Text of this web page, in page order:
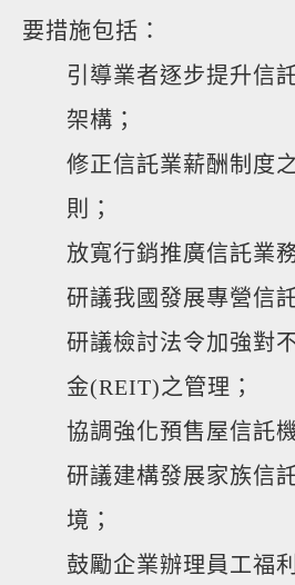
要措施包括：
引導業者逐步提升信
架構；
修正信託業薪酬制度
則；
放寬行銷推廣信託業
研議我國發展專營信
研議檢討法令加強對
金(REIT)之管理；
協調強化預售屋信託
研議建構發展家族信
境；
鼓勵企業辦理員工福